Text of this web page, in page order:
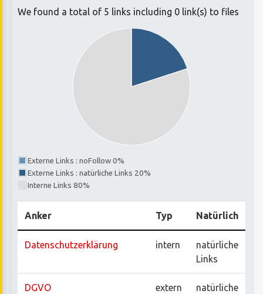
We found a total of 5 links including 0 link(s) to files
Externe Links : noFollow 0%
Externe Links : natürliche Links 20%
Interne Links 80%
Anker Typ Natürlich
Datenschutzerklärung intern
natürliche
Links
DGVO extern
natürliche